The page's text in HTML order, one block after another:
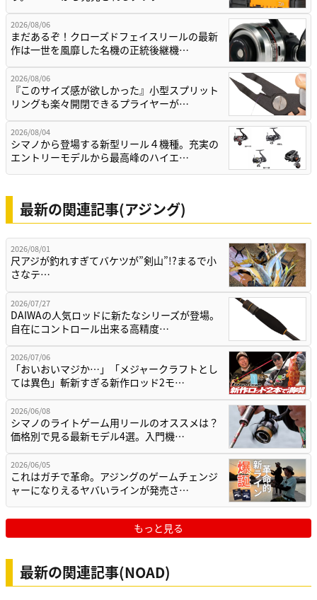
2026/08/06
まだあるぞ！クローズドフェイスリールの最新
作は一世を風靡した名機の正統後継機…
2026/08/06
『このサイズ感が欲しかった』小型スプリット
リングも楽々開閉できるプライヤーが…
2026/08/04
シマノから登場する新型リール４機種。充実の
エントリーモデルから最高峰のハイエ…
最新の関連記事(アジング)
2026/08/01
尺アジが釣れすぎてバケツが”剣山”!?まるで小
さなテ…
2026/07/27
DAIWAの人気ロッドに新たなシリーズが登場。
自在にコントロール出来る高精度…
2026/07/06
「おいおいマジか…」「メジャークラフトとし
ては異色」斬新すぎる新作ロッド2モ…
2026/06/08
シマノのライトゲーム用リールのオススメは？
価格別で見る最新モデル4選。入門機…
2026/06/05
これはガチで革命。アジングのゲームチェンジ
ャーになりえるヤバいラインが発売さ…
もっと見る
最新の関連記事(NOAD)